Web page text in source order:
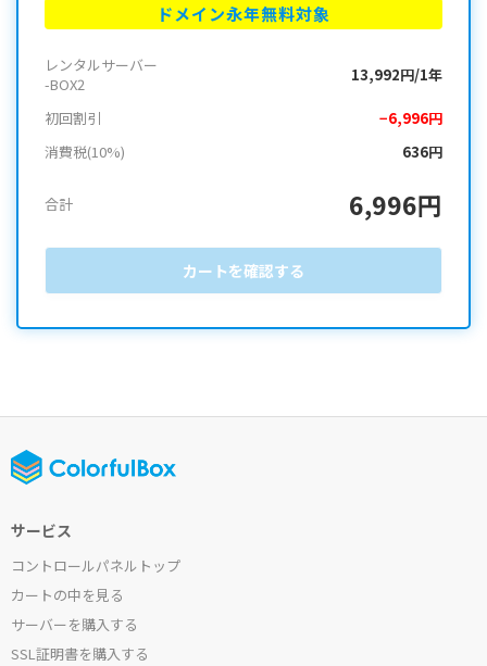
ドメイン永年無料対象
レンタルサーバー
-BOX2
13,992円/1年
初回割引
−6,996円
消費税(10%)
636円
合計 6,996円
カートを確認する
サービス
コントロールパネルトップ
カートの中を見る
サーバーを購入する
SSL証明書を購入する